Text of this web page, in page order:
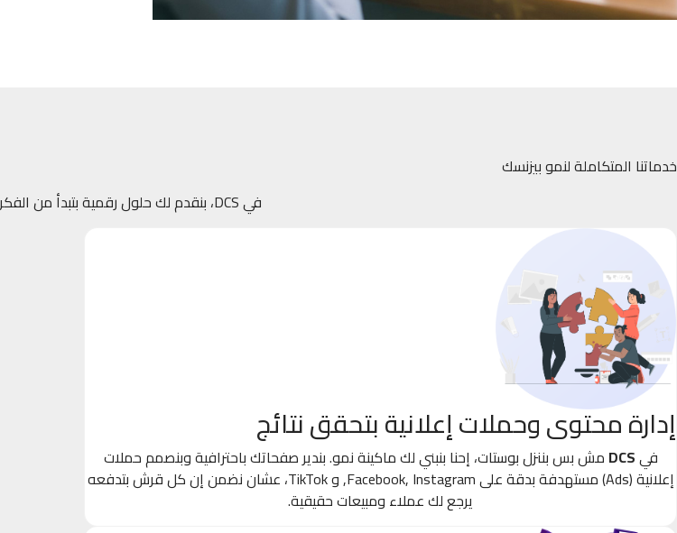
خدماتنا المتكاملة لنمو بيزنسك
في DCS، بنقدم لك حلول رقمية بتبدأ من الفكرة وتوصل بيك للقمة.
إدارة محتوى وحملات إعلانية بتحقق نتائج
فيDCS مش بس بننزل بوستات، إحنا بنبني لك ماكينة نمو. بندير صفحاتك باحترافية وبنصمم حملات
إعلانية (Ads) مستهدفة بدقة على Facebook, Instagram, و TikTok، عشان نضمن إن كل قرش بتدفعه
يرجع لك عملاء ومبيعات حقيقية.